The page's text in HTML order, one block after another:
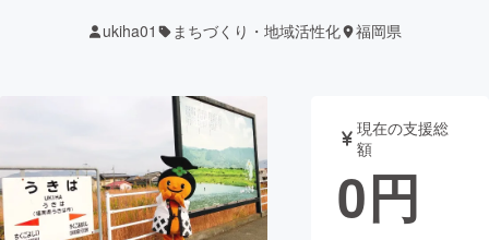
テクノロジー・ガジェット
映像・映画 書籍・雑誌
ukiha01 まちづくり・地域活性化 福岡県
現在の支援総
額
0円